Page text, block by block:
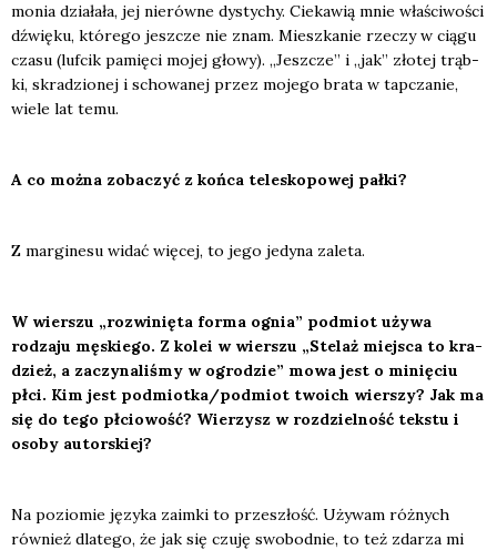
mo­nia dzia­ła­ła, jej nie­rów­ne dys­ty­chy. Cie­ka­wią mnie wła­ści­wo­ści
dźwię­ku, któ­re­go jesz­cze nie znam. Miesz­ka­nie rze­czy w cią­gu
cza­su (luf­cik pamię­ci mojej gło­wy). „Jesz­cze” i „jak” zło­tej trąb­
ki, skra­dzio­nej i scho­wa­nej przez moje­go bra­ta w tap­cza­nie,
wie­le lat temu.
A co moż­na zoba­czyć z koń­ca tele­sko­po­wej pał­ki?
Z mar­gi­ne­su widać wię­cej, to jego jedy­na zale­ta.
W wier­szu „roz­wi­nię­ta for­ma ognia” pod­miot uży­wa
rodza­ju męskie­go. Z kolei w wier­szu „Ste­laż miej­sca to kra­
dzież, a zaczy­na­li­śmy w ogro­dzie” mowa jest o minię­ciu
płci. Kim jest podmiotka/podmiot two­ich wier­szy? Jak ma
się do tego płcio­wość? Wie­rzysz w roz­dziel­ność tek­stu i
oso­by autor­skiej?
Na pozio­mie języ­ka zaim­ki to prze­szłość. Uży­wam róż­nych
rów­nież dla­te­go, że jak się czu­ję swo­bod­nie, to też zda­rza mi